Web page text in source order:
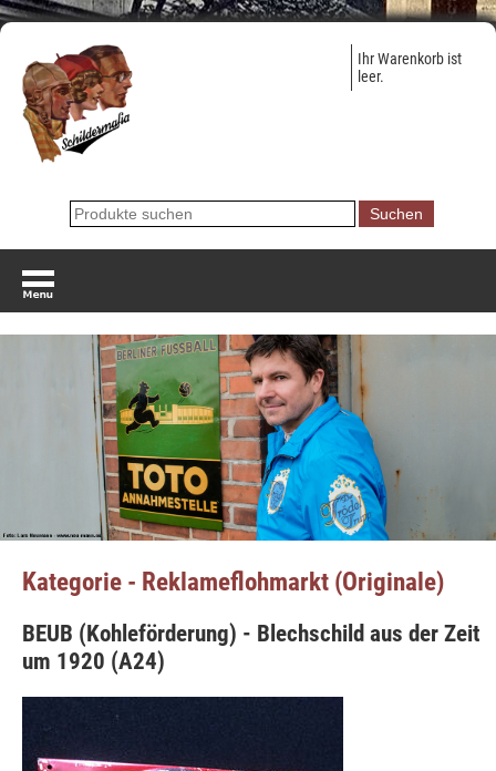
Ihr Warenkorb ist
leer.
Kategorie - Reklameflohmarkt (Originale)
BEUB (Kohleförderung) - Blechschild aus der Zeit
um 1920 (A24)